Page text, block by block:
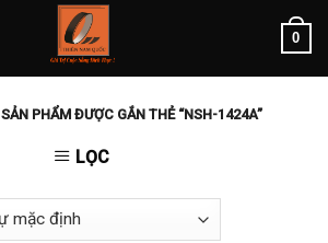
0
SẢN PHẨM ĐƯỢC GẮN THẺ “NSH-1424A”
LỌC